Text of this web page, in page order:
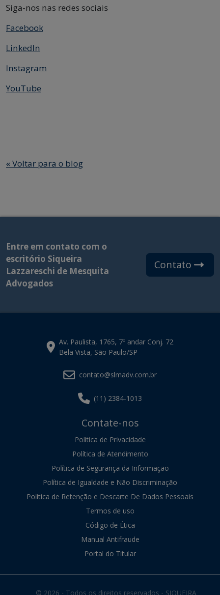
Siga-nos nas redes sociais
Facebook
LinkedIn
Instagram
YouTube
« Voltar para o blog
Entre em contato com o
escritório Siqueira
Lazzareschi de Mesquita
Advogados
Contato
Av. Paulista, 1765, 7º andar Conj. 72
Bela Vista, São Paulo/SP
contato@slmadv.com.br
(11) 2384-1013
Contate-nos
Política de Privacidade
Política de Atendimento
Política de Segurança da Informação
Política de Igualdade e Não Discriminação
Política de Retenção e Descarte De Dados Pessoais
Termos de uso
Código de Ética
Manual Antifraude
Portal do Titular
© 2026 - Todos os direitos reservados - SIQUEIRA